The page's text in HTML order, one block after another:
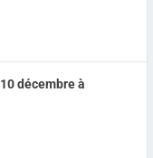
décembre à